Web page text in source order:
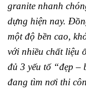
granite nhanh
dựng hiện nay.
một độ bền cao,
với nhiều chất liệu
đủ 3 yếu tố “đẹp –
đang tìm nơi thi